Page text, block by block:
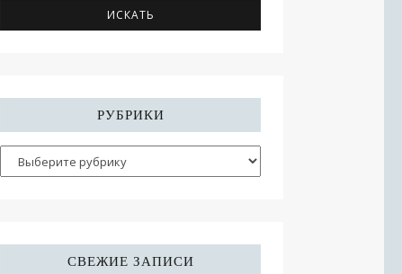
РУБРИКИ
СВЕЖИЕ ЗАПИСИ